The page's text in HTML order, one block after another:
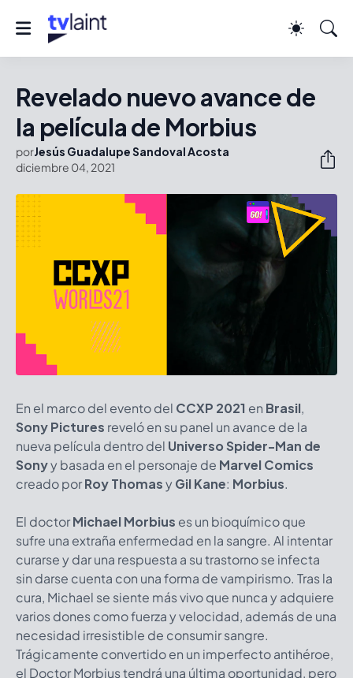
Revelado nuevo avance de
la película de Morbius
porJesús Guadalupe Sandoval Acosta
diciembre 04, 2021
En el marco del evento del CCXP 2021 en Brasil,
Sony Pictures reveló en su panel un avance de la
nueva película dentro del Universo Spider-Man de
Sonyy basada en el personaje de Marvel Comics
creado porRoy ThomasyGil Kane: Morbius.
El doctorMichael Morbius es un bioquímico que
sufre una extraña enfermedad en la sangre. Al intentar
curarse y dar una respuesta a su trastorno se infecta
sin darse cuenta con una forma de vampirismo. Tras la
cura, Michael se siente más vivo que nunca y adquiere
varios dones como fuerza y velocidad, además de una
necesidad irresistible de consumir sangre.
Trágicamente convertido en un imperfecto antihéroe,
el Doctor Morbius tendrá una última oportunidad, pero